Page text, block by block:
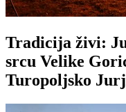
Tradicija živi:
srcu Velike
Turopoljsko